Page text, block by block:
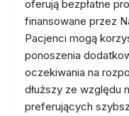
oferują bezpłatne
finansowane przez
Pacjenci mogą
ponoszenia
oczekiwania na
dłuższy ze względu
preferujących